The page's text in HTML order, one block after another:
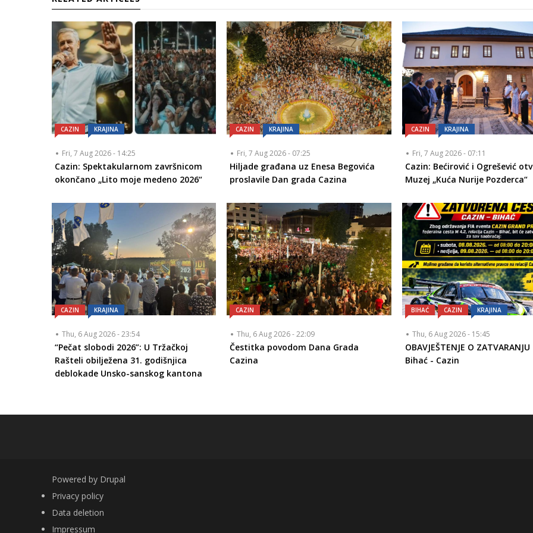
CAZIN KRAJINA
Fri, 7 Aug 2026 - 14:25
Cazin: Spektakularnom završnicom
okončano „Lito moje medeno 2026“
CAZIN KRAJINA
Fri, 7 Aug 2026 - 07:25
Hiljade građana uz Enesa Begovića
proslavile Dan grada Cazina
CAZIN KRAJINA
Fri, 7 Aug 2026 - 07:11
Cazin: Bećirović i Ogrešević
Muzej „Kuća Nurije Pozderca“
CAZIN KRAJINA
Thu, 6 Aug 2026 - 23:54
“Pečat slobodi 2026”: U Tržačkoj
Rašteli obilježena 31. godišnjica
deblokade Unsko-sanskog kantona
CAZIN
Thu, 6 Aug 2026 - 22:09
Čestitka povodom Dana Grada
Cazina
BIHAĆ CAZIN KRAJINA
Thu, 6 Aug 2026 - 15:45
OBAVJEŠTENJE O ZATVARANJU
Bihać - Cazin
Powered by Drupal
FOOTER
Privacy policy
Data deletion
Impressum